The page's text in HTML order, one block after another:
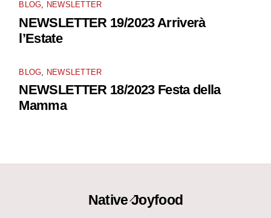
BLOG, NEWSLETTER
NEWSLETTER 19/2023 Arriverà
l’Estate
BLOG, NEWSLETTER
NEWSLETTER 18/2023 Festa della
Mamma
Back
Native Joyfood